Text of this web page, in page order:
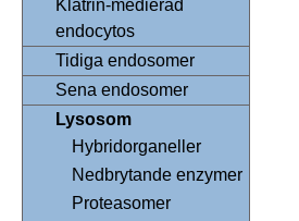
Klatrin-medierad
endocytos
Tidiga endosomer
Sena endosomer
Lysosom
Hybridorganeller
Nedbrytande enzymer
Proteasomer